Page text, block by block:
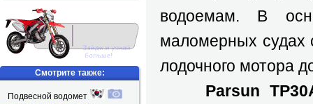
водоемам. В
маломерных судах
лодочного мотора
Parsun
Смотрите также:
Подвесной водомет